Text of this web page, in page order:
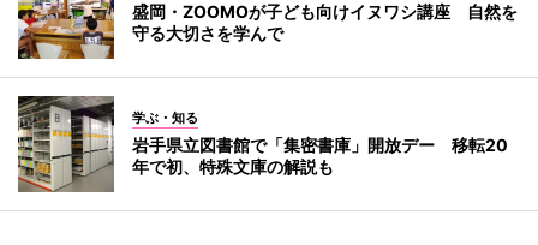
盛岡・ZOOMOが子ども向けイヌワシ講座 自然を
守る大切さを学んで
学ぶ・知る
岩手県立図書館で「集密書庫」開放デー 移転20
年で初、特殊文庫の解説も